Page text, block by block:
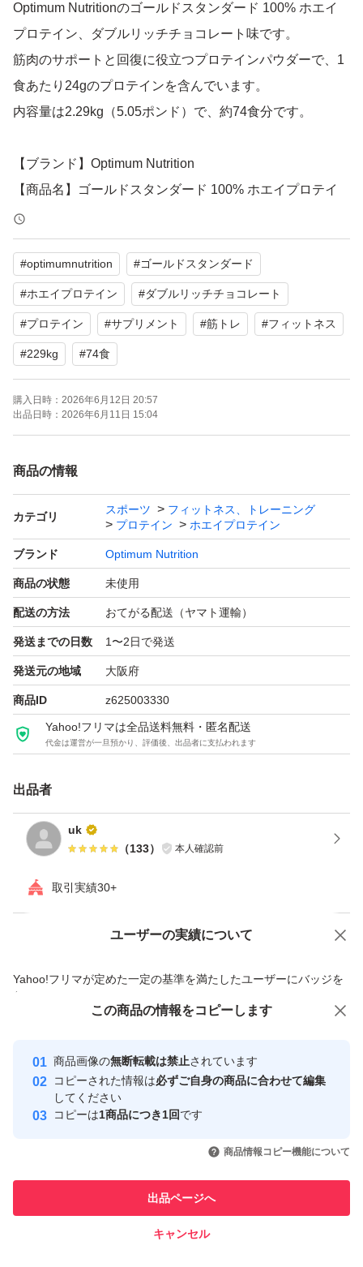
Optimum Nutritionのゴールドスタンダード 100% ホエイ
プロテイン、ダブルリッチチョコレート味です。
筋肉のサポートと回復に役立つプロテインパウダーで、1
食あたり24gのプロテインを含んでいます。
内容量は2.29kg（5.05ポンド）で、約74食分です。
【ブランド】Optimum Nutrition
【商品名】ゴールドスタンダード 100% ホエイプロテイ
ン
【フレーバー】ダブルリッチチョコレート
【内容量】2.29kg (5.05 LB)
【プロテイン含有量】24g/SERVING
【商品の状態】未使用
#optimumnutrition #ゴールドスタンダード
#ホエイプロテイン #ダブルリッチチョコレート
#プロテイン #サプリメント #筋トレ #フィットネス
#229kg #74食
購入日時： 2026年6月12日 20:57
出品日時： 2026年6月11日 15:04
商品の情報
カテゴリ
スポーツ
フィットネス、トレーニング
プロテイン
ホエイプロテイン
ブランド Optimum Nutrition
商品の状態 未使用
配送の方法 おてがる配送（ヤマト運輸）
発送までの日数 1〜2日で発送
発送元の地域 大阪府
商品ID z625003330
Yahoo!フリマは全品送料無料・匿名配送
代金は運営が一旦預かり、評価後、出品者に支払われます
出品者
uk
（133） 本人確認前
取引実績30+
ユーザーの実績について
Yahoo!フリマが定めた一定の基準を満たしたユーザーにバッジを
付与しています
安心取引出品者
心・安全なユーザーです
取引実績
引を完了させた実績があります
での取引実績があります
価格の相談 商品への質問
この商品の情報をコピーします
商品画像の無断転載は禁止されています
コピーされた情報は必ずご自身の商品に合わせて編集
してください
コピーは1商品につき1回です
商品情報コピー機能について
出品ページへ
キャンセル
この商品をみている人にオススメ